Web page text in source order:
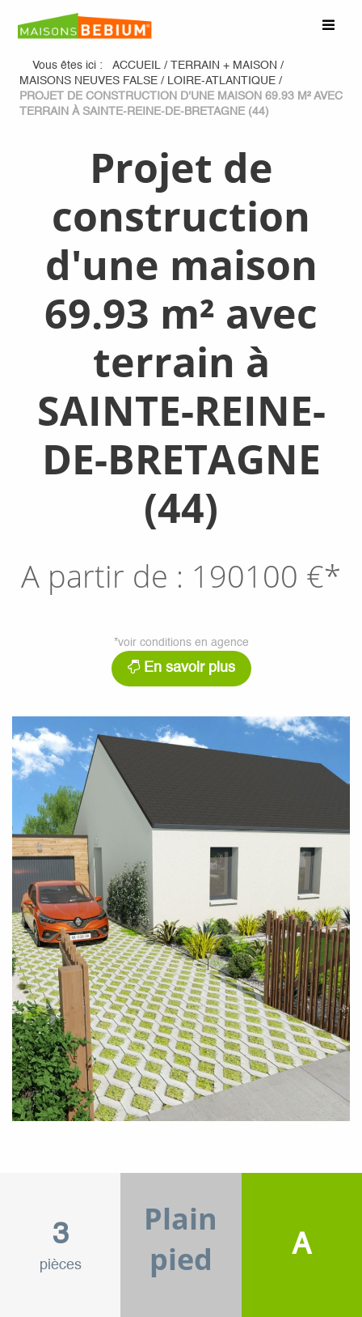
Vous êtes ici : ACCUEIL / TERRAIN + MAISON /
MAISONS NEUVES FALSE / LOIRE-ATLANTIQUE /
PROJET DE CONSTRUCTION D'UNE MAISON 69.93 M² AVEC
TERRAIN À SAINTE-REINE-DE-BRETAGNE (44)
Projet de
construction
d'une maison
69.93 m² avec
terrain à
SAINTE-REINE-
DE-BRETAGNE
(44)
A partir de : 190100 €*
*voir conditions en agence
En savoir plus
3
pièces
Plain
pied
A